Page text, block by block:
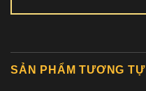
SẢN PHẨM TƯƠNG TỰ